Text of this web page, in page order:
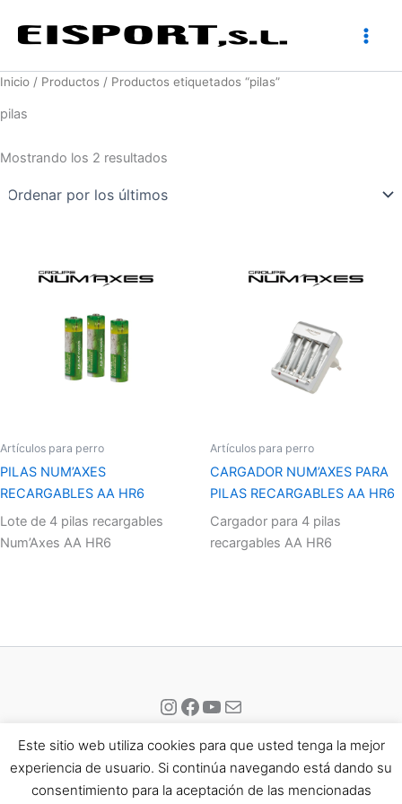
Inicio / Productos / Productos etiquetados “pilas”
pilas
Mostrando los 2 resultados
últimos
Artículos para perro
PILAS NUM’AXES
RECARGABLES AA HR6
Lote de 4 pilas recargables
Num’Axes AA HR6
Artículos para perro
CARGADOR NUM’AXES PARA
PILAS RECARGABLES AA HR6
Cargador para 4 pilas
recargables AA HR6
Instagram
Facebook
YouTube
Correo electrónico
Este sitio web utiliza cookies para que usted tenga la mejor
experiencia de usuario. Si continúa navegando está dando su
consentimiento para la aceptación de las mencionadas